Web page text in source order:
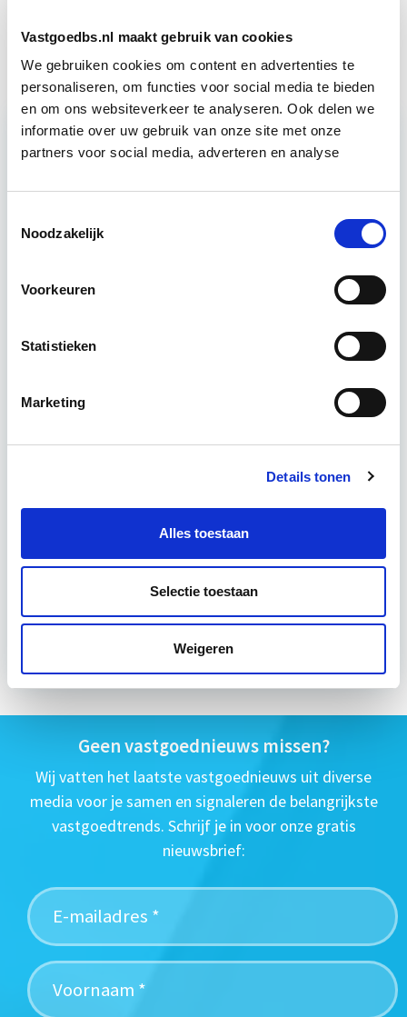
Vastgoedbs.nl maakt gebruik van cookies
We gebruiken cookies om content en advertenties te
personaliseren, om functies voor social media te bieden
en om ons websiteverkeer te analyseren. Ook delen we
informatie over uw gebruik van onze site met onze
partners voor social media, adverteren en analyse
Noodzakelijk
Voorkeuren
Statistieken
Marketing
Details tonen
Alles toestaan
Selectie toestaan
Weigeren
Projectontwikkeling
10 sep
Vastgoedrecht & Bouwrecht
Leer hoe je problemen voorkomt én hoe je (helaas
onvermijdelijke) incidentele juridische ongelukken
zo goed mogelijk zelf kunt afhandelen. Klassikaal
Meer informatie
Geen vastgoednieuws missen?
Wij vatten het laatste vastgoednieuws uit diverse
media voor je samen en signaleren de belangrijkste
vastgoedtrends. Schrijf je in voor onze gratis
nieuwsbrief: